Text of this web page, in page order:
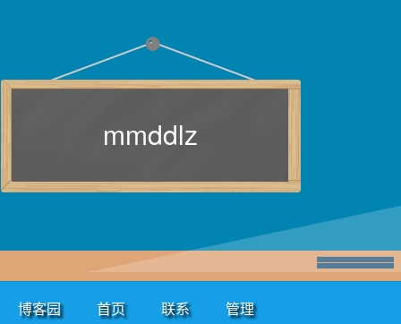
mmddlz
博客园 首页 联系 管理